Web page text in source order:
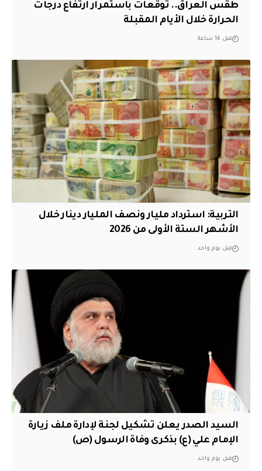
طقس العراق.. توقعات باستمرار ارتفاع درجات
الحرارة خلال الأيام المقبلة
قبل 14 ساعة
التربية: استرداد مليار ونصف المليار دينار خلال
الأشهر الستة الأولى من 2026
قبل يوم واحد
السيد الصدر يعلن تشكيل لجنة لإدارة ملف زيارة
الإمام علي (ع) بذكرى وفاة الرسول (ص)
قبل يوم واحد